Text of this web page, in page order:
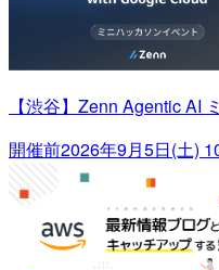
【渋谷】Zenn Agentic AI
開催前2026年9月5日(土)